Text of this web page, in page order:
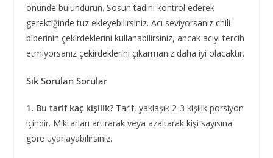
önünde bulundurun. Sosun tadını kontrol ederek
gerektiğinde tuz ekleyebilirsiniz. Acı seviyorsanız chili
biberinin çekirdeklerini kullanabilirsiniz, ancak acıyı tercih
etmiyorsanız çekirdeklerini çıkarmanız daha iyi olacaktır.
Sık Sorulan Sorular
1. Bu tarif kaç kişilik?Tarif, yaklaşık 2-3 kişilik porsiyon
içindir. Miktarları artırarak veya azaltarak kişi sayısına
göre uyarlayabilirsiniz.